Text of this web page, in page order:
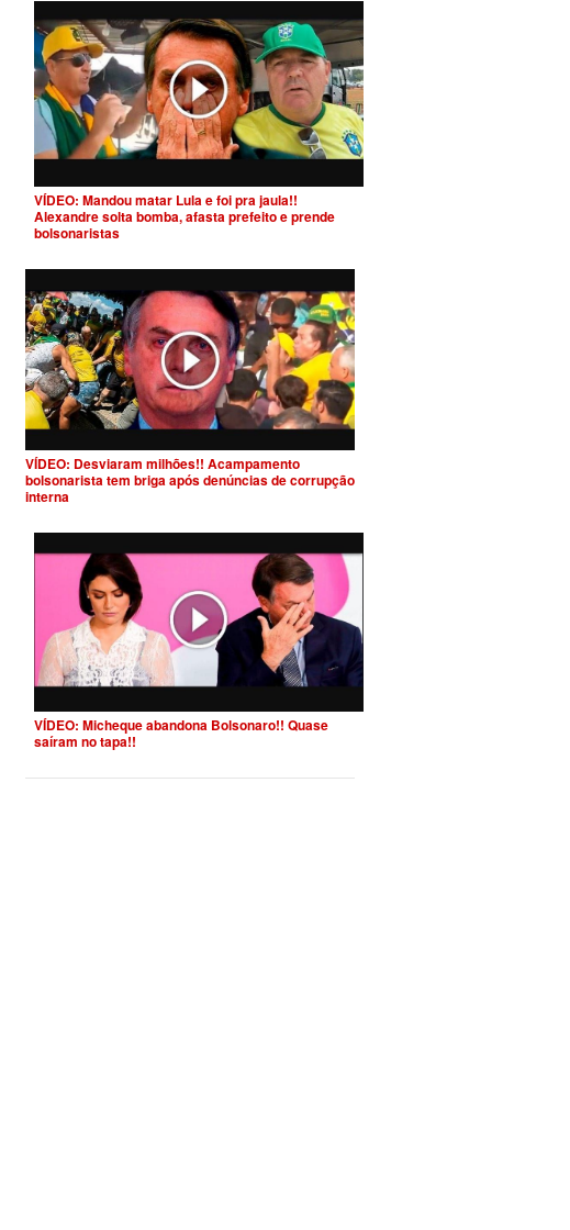
VÍDEO: Mandou matar Lula e foi pra jaula!!
Alexandre solta bomba, afasta prefeito e prende
bolsonaristas
VÍDEO: Desviaram milhões!! Acampamento
bolsonarista tem briga após denúncias de corrupção
interna
VÍDEO: Micheque abandona Bolsonaro!! Quase
saíram no tapa!!